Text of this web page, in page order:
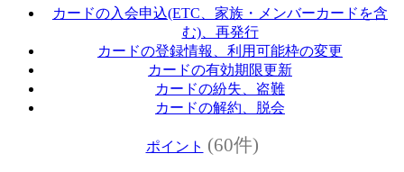
カードの入会申込(ETC、家族・メンバーカードを含
む)、再発行
カードの登録情報、利用可能枠の変更
カードの有効期限更新
カードの紛失、盗難
カードの解約、脱会
ポイント (60件)